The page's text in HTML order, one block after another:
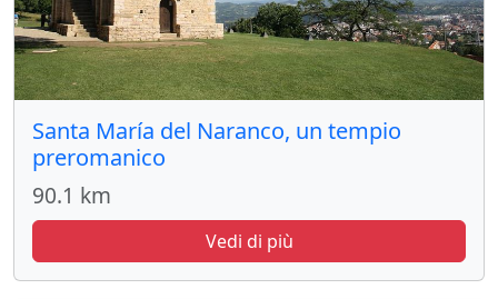
Santa María del Naranco, un tempio
preromanico
90.1 km
Vedi di più